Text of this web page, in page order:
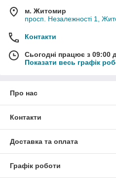
м. Житомир
просп. Незалежності 1,
Контакти
Сьогодні працює з 09:00
Показати весь графік
Про нас
Контакти
Доставка та оплата
Графік роботи